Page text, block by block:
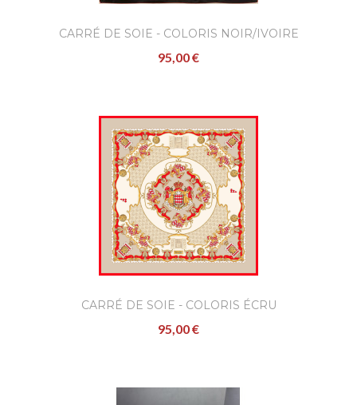
CARRÉ DE SOIE - COLORIS NOIR/IVOIRE
95,00 €
CARRÉ DE SOIE - COLORIS ÉCRU
95,00 €